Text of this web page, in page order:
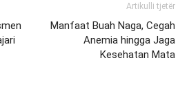
Artikulli tjetër
Manfaat Buah Naga, Cegah
Anemia hingga Jaga
Kesehatan Mata